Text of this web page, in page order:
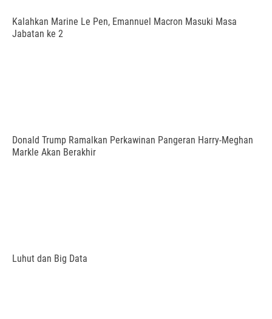
Kalahkan Marine Le Pen, Emannuel Macron Masuki Masa
Jabatan ke 2
Donald Trump Ramalkan Perkawinan Pangeran Harry-Meghan
Markle Akan Berakhir
Luhut dan Big Data